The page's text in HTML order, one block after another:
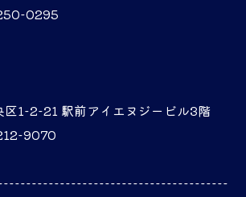
0295
区1-2-21 駅前アイエヌジービル3階
9070